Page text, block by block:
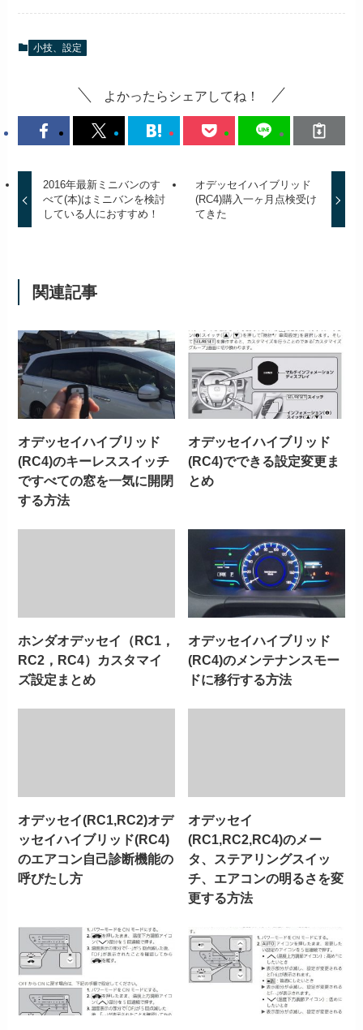
小技、設定
よかったらシェアしてね！
2016年最新ミニバンのす
べて(本)はミニバンを検討
している人におすすめ！
オデッセイハイブリッド
(RC4)購入一ヶ月点検受け
てきた
関連記事
オデッセイハイブリッド
(RC4)のキーレススイッチ
ですべての窓を一気に開閉
する方法
オデッセイハイブリッド
(RC4)でできる設定変更ま
とめ
ホンダオデッセイ（RC1，
RC2，RC4）カスタマイ
ズ設定まとめ
オデッセイハイブリッド
(RC4)のメンテナンスモー
ドに移行する方法
オデッセイ(RC1,RC2)オデ
ッセイハイブリッド(RC4)
のエアコン自己診断機能の
呼びたし方
オデッセイ
(RC1,RC2,RC4)のメー
タ、ステアリングスイッ
チ、エアコンの明るさを変
更する方法